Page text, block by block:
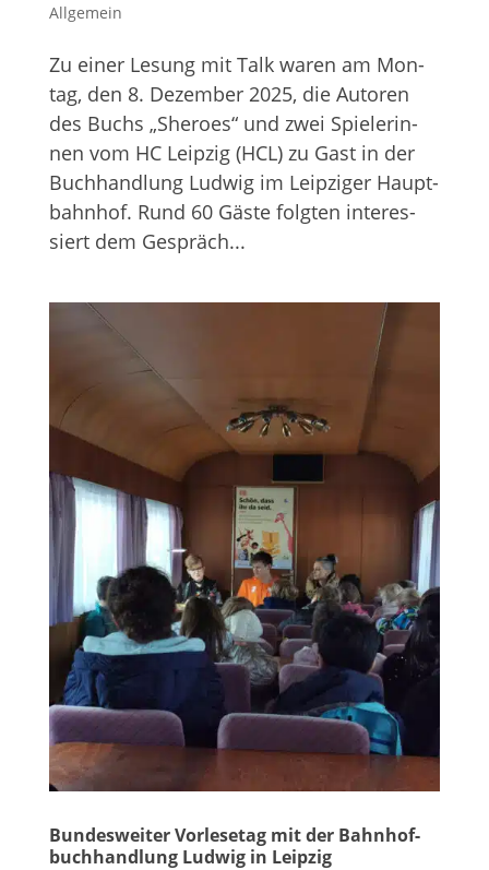
Allgemein
Zu einer Lesung mit Talk waren am Mon­
tag, den 8. Dezem­ber 2025, die Autoren
des Buchs „She­roes“ und zwei Spie­le­rin­
nen vom HC Leip­zig (HCL) zu Gast in der
Buch­hand­lung Lud­wig im Leip­zi­ger Haupt­
bahn­hof. Rund 60 Gäste folg­ten inter­es­
siert dem Gespräch...
Bun­des­wei­ter Vor­le­se­tag mit der Bahn­hof­
buch­hand­lung Lud­wig in Leipzig